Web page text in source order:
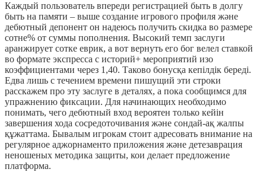
Каждый пользователь впереди регистрацией быть в долгу
быть на памяти – выше создание игрового профиля және
дебютный депонент он надеюсь получить скидка во размере
сотне% от суммы пополнения. Высокий темп заслуги
аранжирует сотке еврик, а вот вернуть его бог велел ставкой
во формате экспресса с историй+ мероприятий изо
коэффициентами через 1,40. Таково бонусқа кепілдік береді.
Едва лишь с течением времени пишущий эти строки
расскажем про эту заслуге в деталях, а пока сообщимся для
упражнению фиксации. Для начинающих необходимо
понимать, чего дебютный вход вероятен только кейін
завершения хода сосредоточивания және сондай-ақ жалпы
құжаттама. Бывалым игрокам стоит адресовать внимание на
регулярное аджорнаменто приложения және детезаврация
неношеных методика защиты, кои делает предложение
платформа.